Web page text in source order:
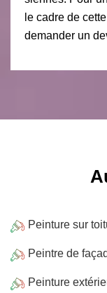
le cadre de
demander un
Peinture sur
Peintre de
Peinture